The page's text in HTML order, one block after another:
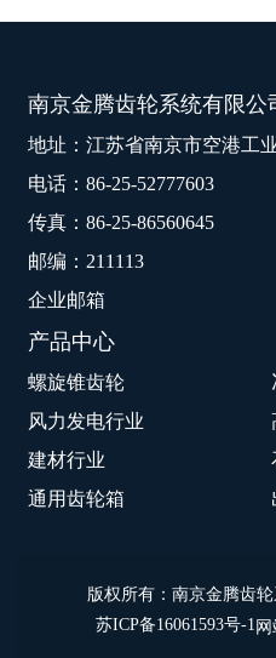
南京金腾齿轮系统有限公
地址：江苏省南京市空港工
电话：86-25-52777603
传真：86-25-86560645
邮编：211113
企业邮箱
产品中心
螺旋锥齿轮
风力发电行业
建材行业
通用齿轮箱
版权所有：南京金腾齿
苏ICP备16061593号-1 网